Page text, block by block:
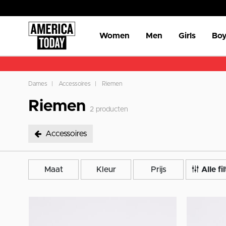
Women Men Girls
Dames Accessoires Riemen
Riemen 2 producten
Accessoires
geselecteerd Accessoires
Maat Kleur Prijs Alle